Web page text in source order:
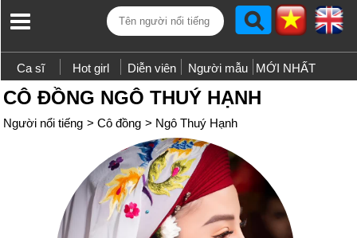
Ca sĩ Hot girl Diễn viên Người mẫu MỚI NHẤT
CÔ ĐỒNG NGÔ THUÝ HẠNH
Người nổi tiếng > Cô đồng > Ngô Thuý Hạnh